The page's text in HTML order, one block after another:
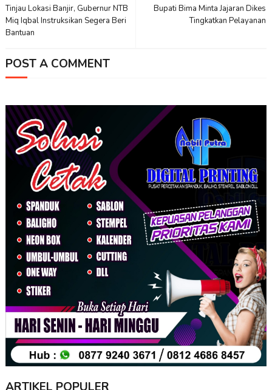
Bupati Bima Minta Jajaran Dikes
Tingkatkan Pelayanan
Tinjau Lokasi Banjir, Gubernur NTB
Miq Iqbal Instruksikan Segera Beri
Bantuan
POST A COMMENT